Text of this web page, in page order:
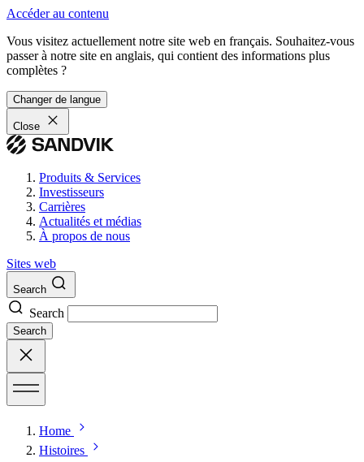
Accéder au contenu
Vous visitez actuellement notre site web en français. Souhaitez-vous
passer à notre site en anglais, qui contient des informations plus
complètes ?
Changer de langue
Close
Produits & Services
Investisseurs
Carrières
Actualités et médias
À propos de nous
Sites web
Search
Search
Search
Home
Histoires